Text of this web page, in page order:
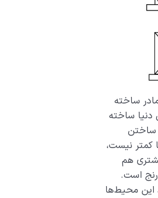
ساخته
دنیا ساخته
ساختن
کمتر نیست،
هم
است.
این محیط‌ها